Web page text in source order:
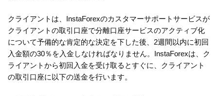
クライアントは、InstaForexのカスタマーサポートサービスが
クライアントの取引口座で分離口座サービスのアクティブ化
について予備的な肯定的な決定を下した後、2週間以内に初回
入金額の30％を入金しなければなりません。InstaForexは、ク
ライアントから初回入金を受け取るとすぐに、クライアント
の取引口座に以下の送金を行います。